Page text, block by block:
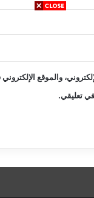
والموقع
في تعليقي.